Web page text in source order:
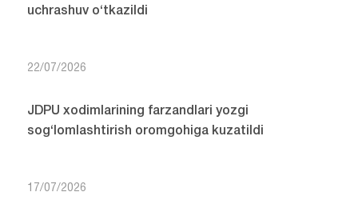
uchrashuv o‘tkazildi
22/07/2026
JDPU xodimlarining farzandlari yozgi
sog‘lomlashtirish oromgohiga kuzatildi
17/07/2026